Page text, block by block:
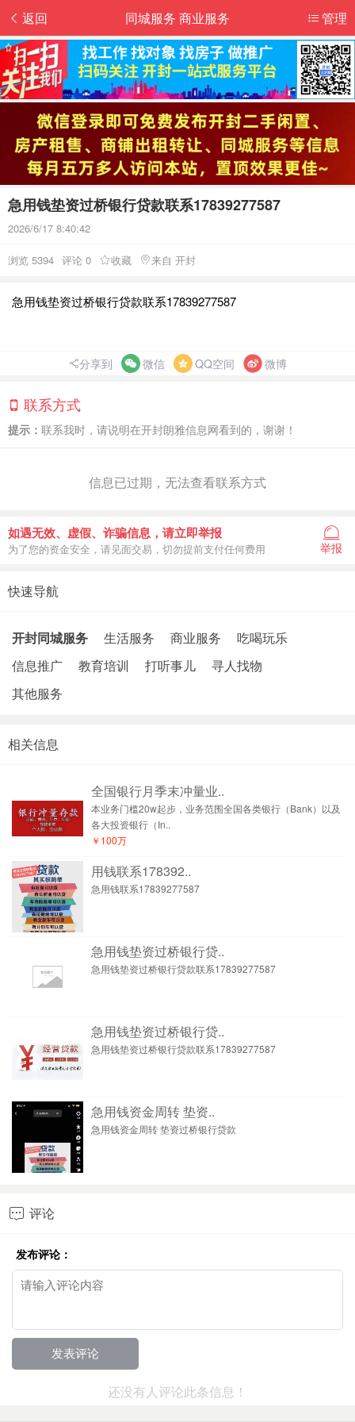
返回 管理
同城服务 商业服务
急用钱垫资过桥银行贷款联系17839277587
2026/6/17 8:40:42
浏览 5394 评论 0 收藏 来自 开封
急用钱垫资过桥银行贷款联系17839277587
分享到 微信 QQ空间 微博
联系方式
提示： 联系我时，请说明在开封朗雅信息网看到的，谢谢！
信息已过期，无法查看联系方式
如遇无效、虚假、诈骗信息，请立即举报
为了您的资金安全，请见面交易，切勿提前支付任何费用 举报
快速导航
开封同城服务 生活服务 商业服务
吃喝玩乐
信息推广
教育培训 打听事儿
寻人找物
其他服务
相关信息
全国银行月季末冲量业..
本业务门槛20w起步，业务范围全国各类银行（Bank）以及
各大投资银行‌（In..
￥100万
用钱联系178392..
急用钱联系17839277587
急用钱垫资过桥银行贷..
急用钱垫资过桥银行贷款联系17839277587
急用钱垫资过桥银行贷..
急用钱垫资过桥银行贷款联系17839277587
急用钱资金周转 垫资..
急用钱资金周转 垫资过桥银行贷款
 评论
发布评论：
还没有人评论此条信息！